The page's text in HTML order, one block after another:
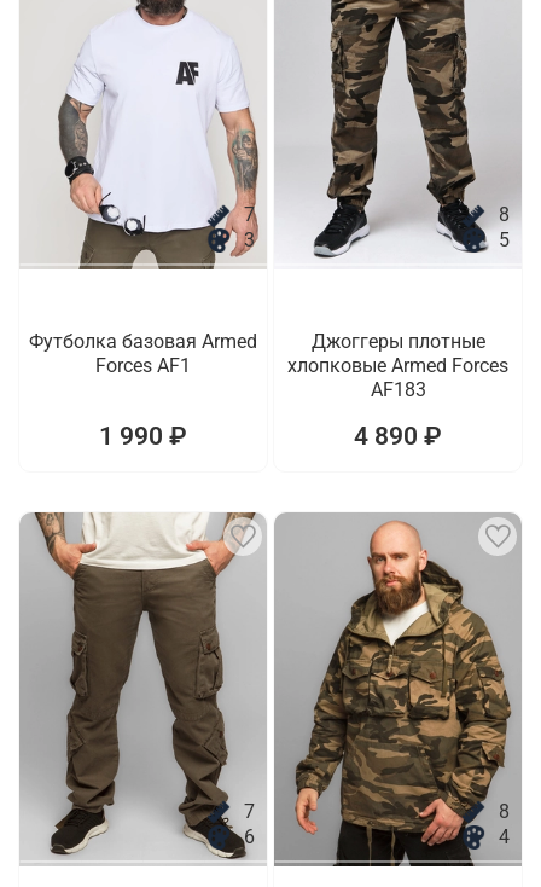
7
3
Футболка базовая Armed
Forces AF1
1 990 ₽
8
5
Джоггеры плотные
хлопковые Armed Forces
AF183
4 890 ₽
7
6
8
4